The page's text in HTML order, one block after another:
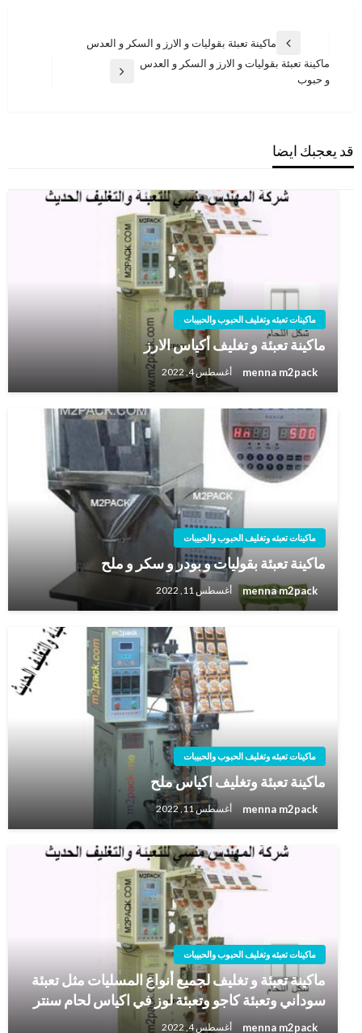
المقالات
المقالة
السابقة
ماكينة تعبئة بقوليات و الارز و السكر و العدس
المقالة
ماكينة تعبئة بقوليات و الارز و السكر و العدس
و حبوب
قد يعجبك ايضا
ماكينات تعبئه وتغليف الحبوب والحبيبات
ماكينة تعبئة و تغليف أكياس الارز
menna m2pack أغسطس 4, 2022
ماكينات تعبئه وتغليف الحبوب والحبيبات
ماكينة تعبئة بقوليات و بودر و سكر و ملح
menna m2pack أغسطس 11, 2022
ماكينات تعبئه وتغليف الحبوب والحبيبات
ماكينة تعبئة وتغليف اكياس ملح
menna m2pack أغسطس 11, 2022
ماكينات تعبئه وتغليف الحبوب والحبيبات
ماكينة تعبئة و تغليف لجميع أنواع المسليات مثل تعبئة
سوداني وتعبئة كاجو وتعبئة لوز في اكياس لحام سنتر
menna m2pack أغسطس 4, 2022